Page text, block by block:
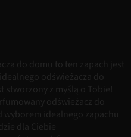
do domu to ten zapach jest
odświeżacza do
z myślą o Tobie!
odświeżacz do
idealnego zapachu
dla Ciebie